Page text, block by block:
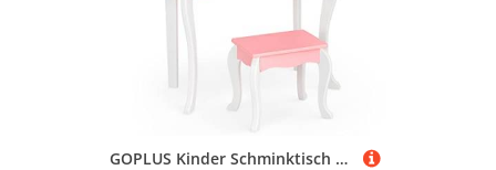
GOPLUS Kinder Schminktisch mit Spiegel, Prinzessin Frisiertisch mit 3 Schubladen und 2 Ablagen, Kosmetiktisch Holz mit Hocker, Schminkkommode Mädchen (Rosa)